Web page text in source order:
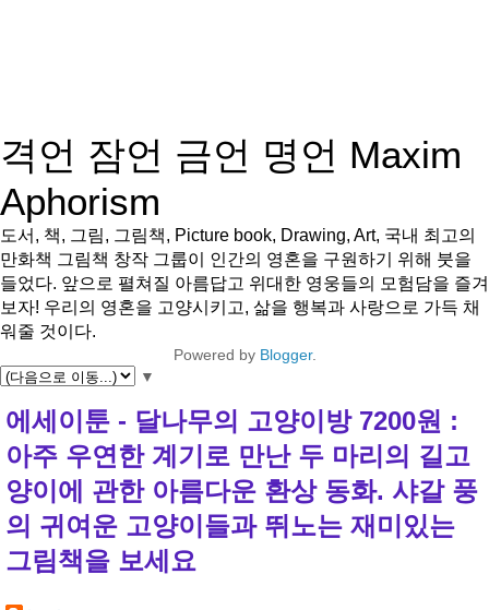
격언 잠언 금언 명언 Maxim
Aphorism
도서, 책, 그림, 그림책, Picture book, Drawing, Art, 국내 최고의
만화책 그림책 창작 그룹이 인간의 영혼을 구원하기 위해 붓을
들었다. 앞으로 펼쳐질 아름답고 위대한 영웅들의 모험담을 즐겨
보자! 우리의 영혼을 고양시키고, 삶을 행복과 사랑으로 가득 채
워줄 것이다.
Powered by Blogger.
▼
에세이툰 - 달나무의 고양이방 7200원 :
아주 우연한 계기로 만난 두 마리의 길고
양이에 관한 아름다운 환상 동화. 샤갈 풍
의 귀여운 고양이들과 뛰노는 재미있는
그림책을 보세요